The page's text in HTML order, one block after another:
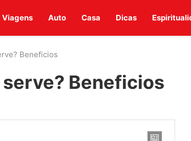
Viagens Auto Casa Dicas
Beneficios
serve? Beneficios